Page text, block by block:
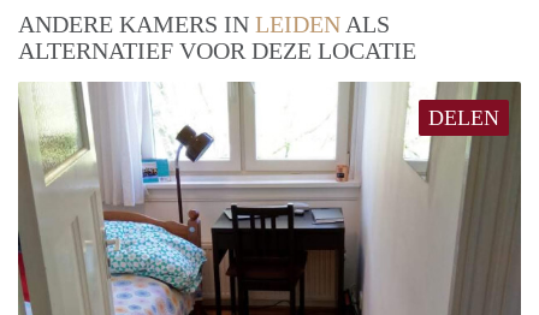
ANDERE KAMERS IN LEIDEN ALS
ALTERNATIEF VOOR DEZE LOCATIE
DELEN